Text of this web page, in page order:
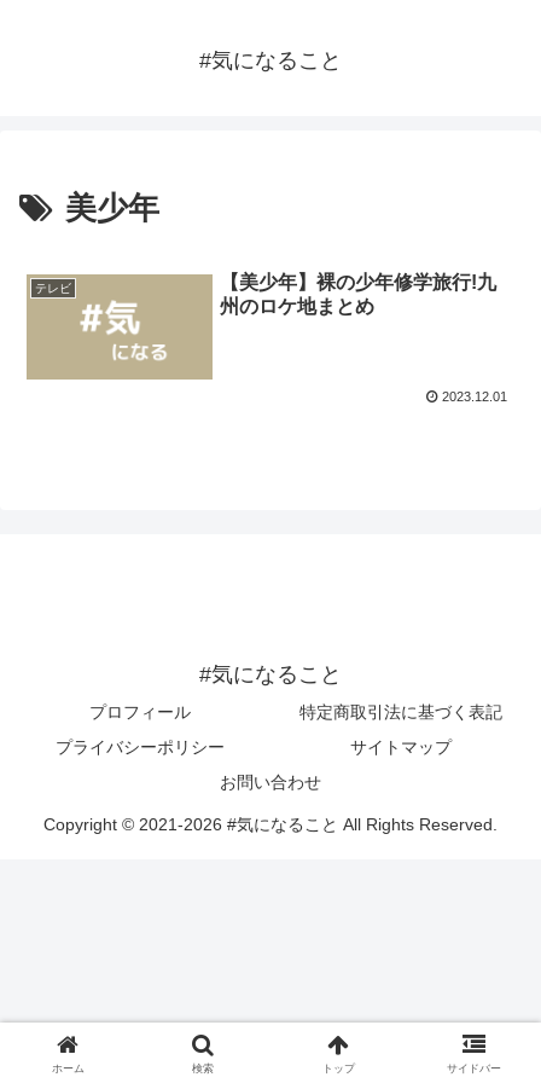
#気になること
美少年
テレビ
【美少年】裸の少年修学旅行!九
州のロケ地まとめ
2023.12.01
#気になること
プロフィール
特定商取引法に基づく表記
プライバシーポリシー
サイトマップ
お問い合わせ
Copyright © 2021-2026 #気になること All Rights Reserved.
ホーム 検索 トップ サイドバー